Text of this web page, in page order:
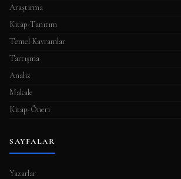
Araştırma
Kitap-Tanıtım
Temel Kavramlar
Tartışma
Analiz
Makale
Kitap-Öneri
SAYFALAR
Yazarlar